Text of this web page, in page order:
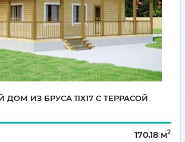
ИЗ БРУСА 11Х17 С ТЕРРАСОЙ
170,18 м2